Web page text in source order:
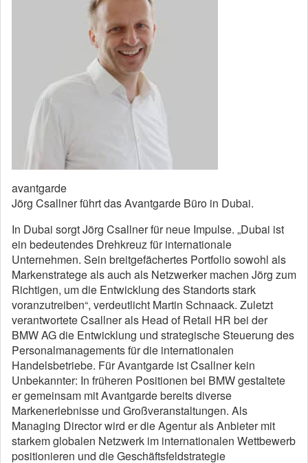
avantgarde
Jörg Csallner führt das Avantgarde Büro in Dubai.
In Dubai sorgt Jörg Csallner für neue Impulse. „Dubai ist
ein bedeutendes Drehkreuz für internationale
Unternehmen. Sein breitgefächertes Portfolio sowohl als
Markenstratege als auch als Netzwerker machen Jörg zum
Richtigen, um die Entwicklung des Standorts stark
voranzutreiben“, verdeutlicht Martin Schnaack. Zuletzt
verantwortete Csallner als Head of Retail HR bei der
BMW AG die Entwicklung und strategische Steuerung des
Personalmanagements für die internationalen
Handelsbetriebe. Für Avantgarde ist Csallner kein
Unbekannter: In früheren Positionen bei BMW gestaltete
er gemeinsam mit Avantgarde bereits diverse
Markenerlebnisse und Großveranstaltungen. Als
Managing Director wird er die Agentur als Anbieter mit
starkem globalen Netzwerk im internationalen Wettbewerb
positionieren und die Geschäftsfeldstrategie